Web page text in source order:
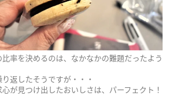
率を決めるのは、なかなかの難題だったよう
返したそうですが・・・
が見つけ出したおいしさは、パーフェクト！